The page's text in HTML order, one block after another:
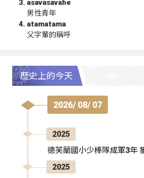
asavasavahe
男性青年
atamatama
父字輩的稱呼
歷史上的今天
2026/ 08/ 07
2025
德芙蘭國小少棒隊成軍3年
2025